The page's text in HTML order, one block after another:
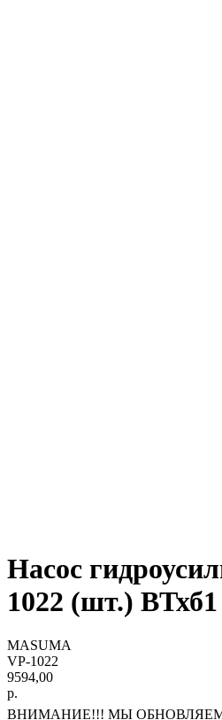
Насос
1022 (шт.) ВТхб1
MASUMA
VP-1022
9594,00
р.
ВНИМАНИЕ!!! МЫ ОБНОВЛЯЕМ